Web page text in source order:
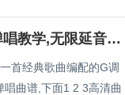
愿得一人心吉他谱,原版李行亮歌曲,简单G调弹唱教学,无限延音版六线指弹简谱图
首经典歌曲编配的G调
曲谱,下面1 2 3高清曲